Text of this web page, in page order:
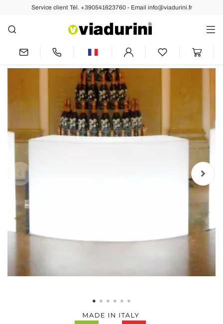
Service client Tél. +390541623760 - Email info@viadurini.fr
Arrière Précédent Suivant
Comptoir de bar de jardin lumineux
modulaire Slide Snack Bar